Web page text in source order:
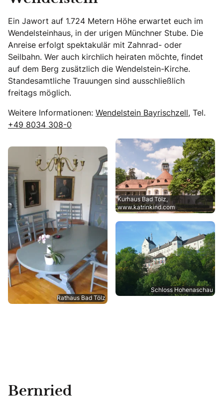
Ein Jawort auf 1.724 Metern Höhe erwartet euch im
Wendelsteinhaus, in der urigen Münchner Stube. Die
Anreise erfolgt spektakulär mit Zahnrad- oder
Seilbahn. Wer auch kirchlich heiraten möchte, findet
auf dem Berg zusätzlich die Wendelstein-Kirche.
Standesamtliche Trauungen sind ausschließlich
freitags möglich.
Weitere Informationen: Wendelstein Bayrischzell, Tel.
+49 8034 308-0
Rathaus Bad Tölz
Kurhaus Bad Tölz,
www.katrinkind.com
Schloss Hohenaschau
Bernried